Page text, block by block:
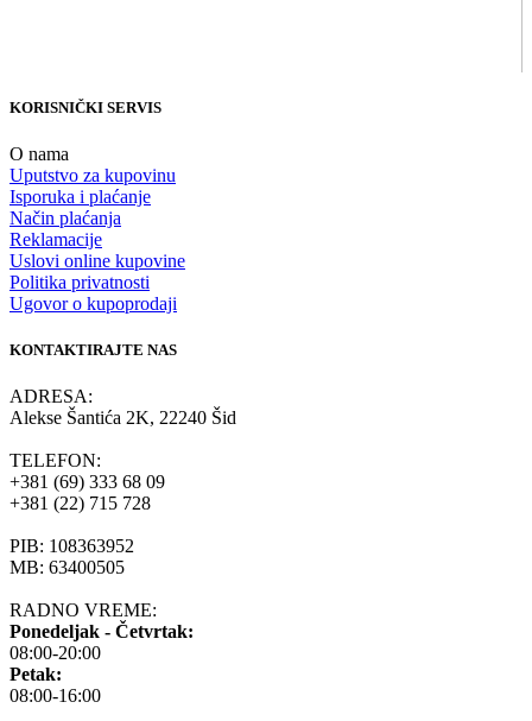
KORISNIČKI SERVIS
O nama
Uputstvo za kupovinu
Isporuka i plaćanje
Način plaćanja
Reklamacije
Uslovi online kupovine
Politika privatnosti
Ugovor o kupoprodaji
KONTAKTIRAJTE NAS
ADRESA:
Alekse Šantića 2K, 22240 Šid
TELEFON:
+381 (69) 333 68 09
+381 (22) 715 728
PIB: 108363952
MB: 63400505
RADNO VREME:
Ponedeljak - Četvrtak:
08:00-20:00
Petak:
08:00-16:00